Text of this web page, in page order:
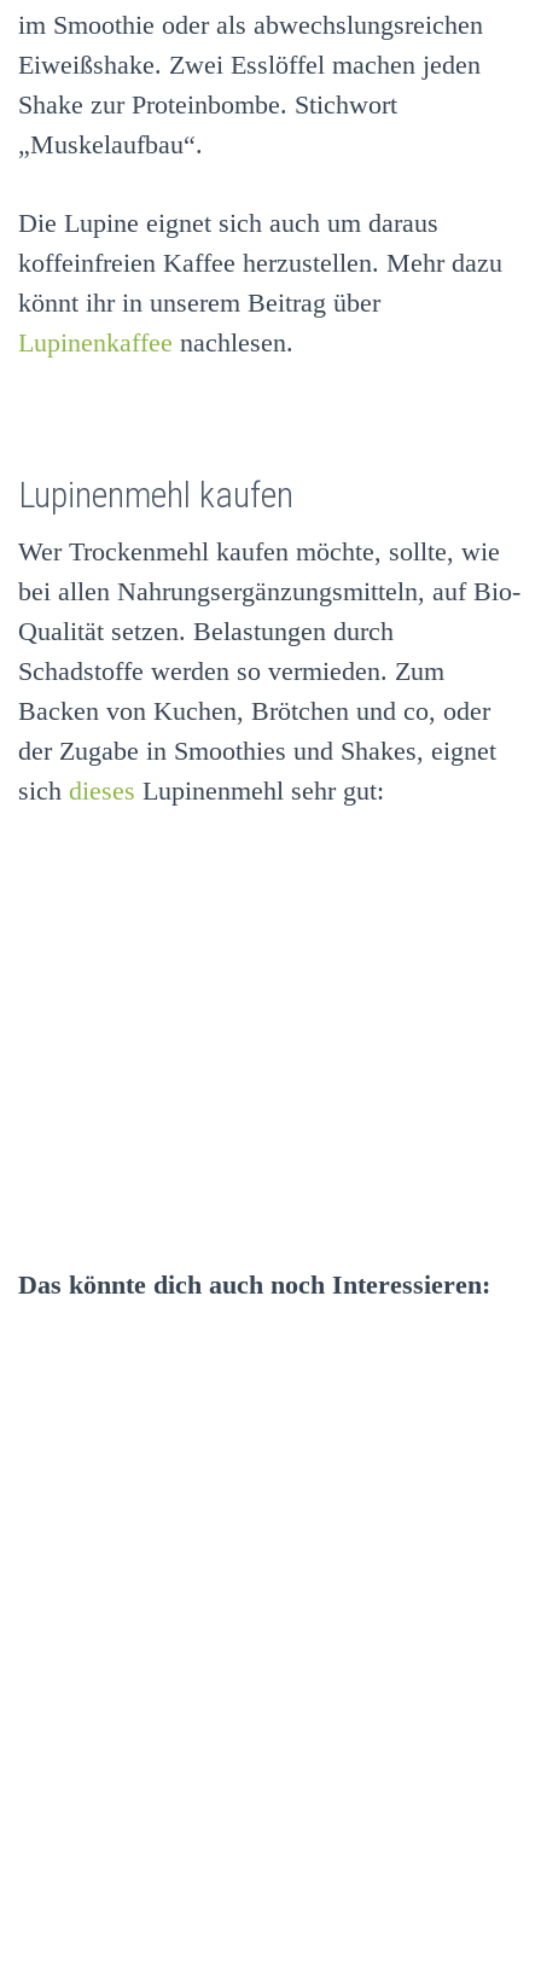
im Smoothie oder als abwechslungsreichen
Eiweißshake. Zwei Esslöffel machen jeden
Shake zur Proteinbombe. Stichwort
„Muskelaufbau“.
Die Lupine eignet sich auch um daraus
koffeinfreien Kaffee herzustellen. Mehr dazu
könnt ihr in unserem Beitrag über
Lupinenkaffee nachlesen.
Lupinenmehl kaufen
Wer Trockenmehl kaufen möchte, sollte, wie
bei allen Nahrungsergänzungsmitteln, auf Bio-
Qualität setzen. Belastungen durch
Schadstoffe werden so vermieden. Zum
Backen von Kuchen, Brötchen und co, oder
der Zugabe in Smoothies und Shakes, eignet
sich dieses Lupinenmehl sehr gut:
Das könnte dich auch noch Interessieren: